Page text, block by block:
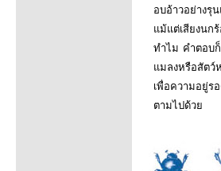
อบอ้าวอย่างรุ
แม้แต่เสียงนก
ทำไม คำตอบ
แมลงหรือสัตว์
เพื่อความอยู่ร
ตามไปด้วย